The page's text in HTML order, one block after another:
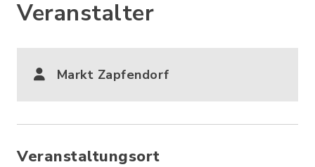
Veranstalter
Markt Zapfendorf
Veranstaltungsort